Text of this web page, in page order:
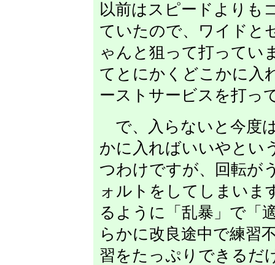
以前はスピードよりも
ていたので、ワイドと
ゃんと狙って打ってい
てとにかくどこかに入
ーストサービスを打っ
で、入らないと今度
かに入ればいいやとい
つわけですが、回転が
ォルトをしてしまいま
るように「乱暴」で「
らかに改良途中で練習
習をたっぷりできるだ